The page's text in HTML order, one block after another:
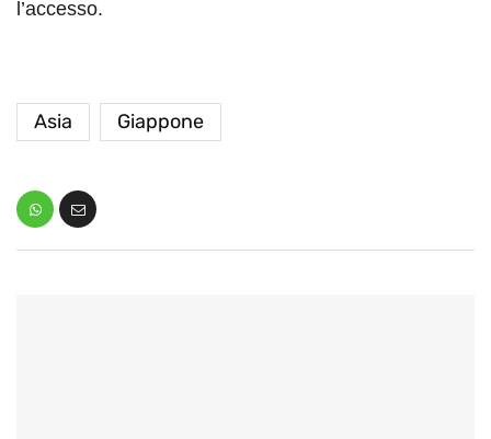
l’accesso.
Asia Giappone